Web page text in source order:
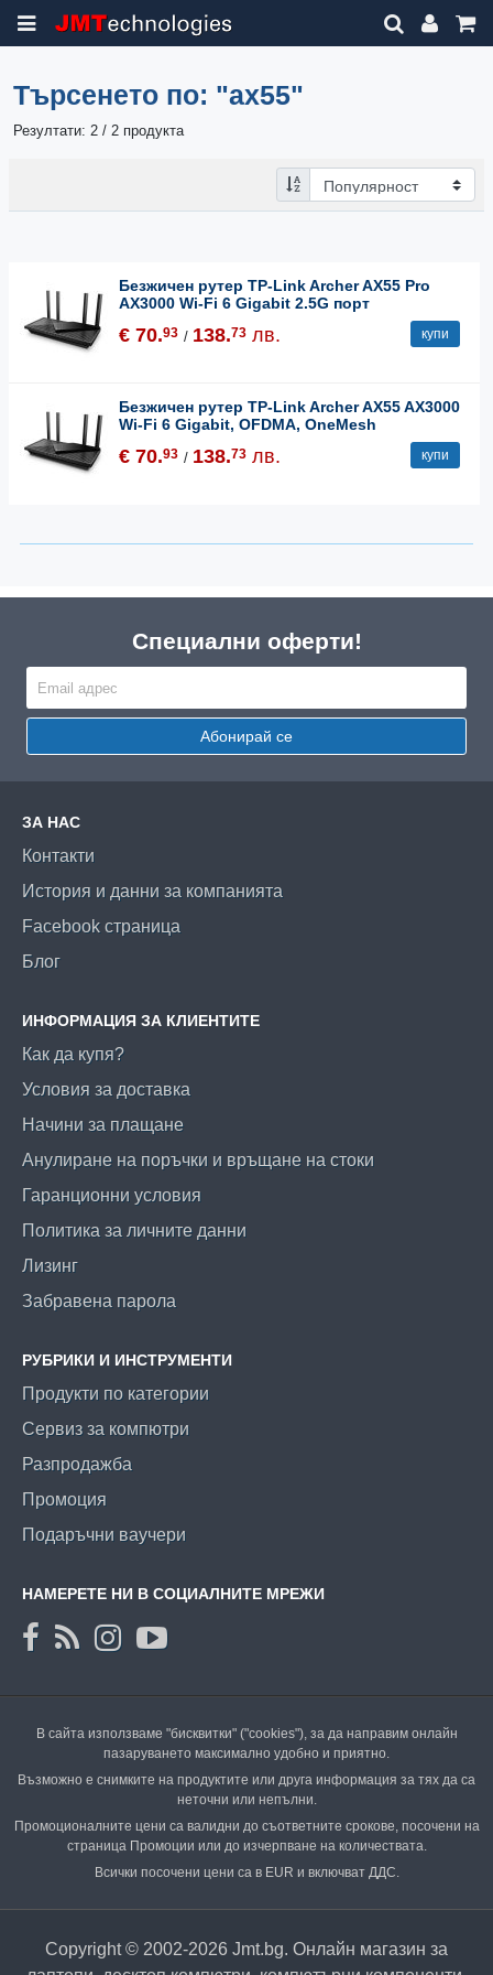
Търсенето по: "ax55"
Резултати: 2 / 2 продукта
Безжичен рутер TP-Link Archer AX55 Pro
AX3000 Wi-Fi 6 Gigabit 2.5G порт
€ 70.93 / 138.73 лв. купи
Безжичен рутер TP-Link Archer AX55 AX3000
Wi-Fi 6 Gigabit, OFDMA, OneMesh
€ 70.93 / 138.73 лв. купи
Специални оферти!
Абонирай се
ЗА НАС
Контакти
История и данни за компанията
Facebook страница
Блог
ИНФОРМАЦИЯ ЗА КЛИЕНТИТЕ
Как да купя?
Условия за доставка
Начини за плащане
Анулиране на поръчки и връщане на стоки
Гаранционни условия
Политика за личните данни
Лизинг
Забравена парола
РУБРИКИ И ИНСТРУМЕНТИ
Продукти по категории
Сервиз за компютри
Разпродажба
Промоция
Подаръчни ваучери
НАМЕРЕТЕ НИ В СОЦИАЛНИТЕ МРЕЖИ
В сайта използваме "бисквитки" ("cookies"), за да направим онлайн
пазаруването максимално удобно и приятно.
Възможно е снимките на продуктите или друга информация за тях да са
неточни или непълни.
Промоционалните цени са валидни до съответните срокове, посочени на
страница Промоции или до изчерпване на количествата.
Всички посочени цени са в EUR и включват ДДС.
Copyright © 2002-2026 Jmt.bg. Онлайн магазин за